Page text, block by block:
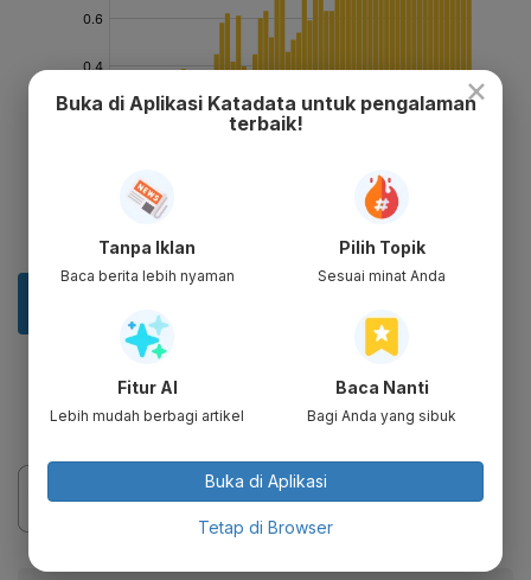
×
Buka di Aplikasi Katadata untuk pengalaman
terbaik!
Tanpa Iklan
Baca berita lebih nyaman
Pilih Topik
Sesuai minat Anda
Fitur AI
Lebih mudah berbagi artikel
Baca Nanti
Bagi Anda yang sibuk
Buka di Aplikasi
Tetap di Browser